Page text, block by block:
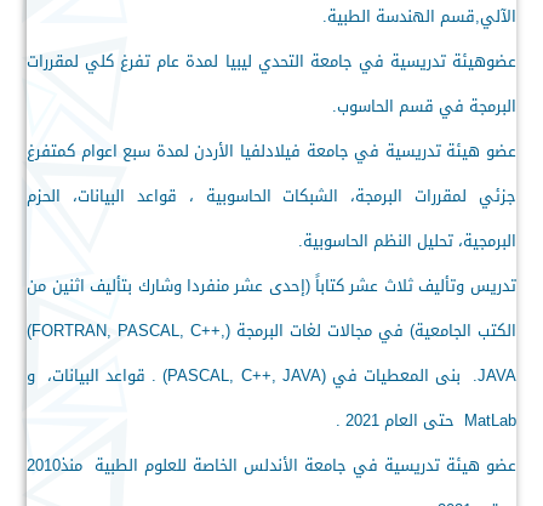
الآلي,قسم الهندسة الطبية.
عضوهيئة تدريسية في جامعة التحدي ليبيا لمدة عام تفرغ كلي لمقررات
البرمجة في قسم الحاسوب.
عضو هيئة تدريسية في جامعة فيلادلفيا الأردن لمدة سبع اعوام كمتفرغ
جزئي لمقررات البرمجة، الشبكات الحاسوبية ، قواعد البيانات، الحزم
البرمجية، تحليل النظم الحاسوبية.
تدريس وتأليف ثلاث عشر كتاباً (إحدى عشر منفردا وشارك بتأليف اثنين من
الكتب الجامعية) في مجالات لغات البرمجة ((FORTRAN, PASCAL, C++,
JAVA
. بنى المعطيات في (PASCAL, C++, JAVA) . قواعد البيانات، و
MatLab حتى العام 2021 .
عضو هيئة تدريسية في جامعة الأندلس الخاصة للعلوم الطبية منذ2010